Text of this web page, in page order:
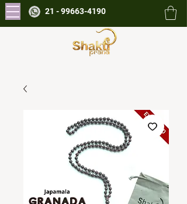
21 - 99663-4190